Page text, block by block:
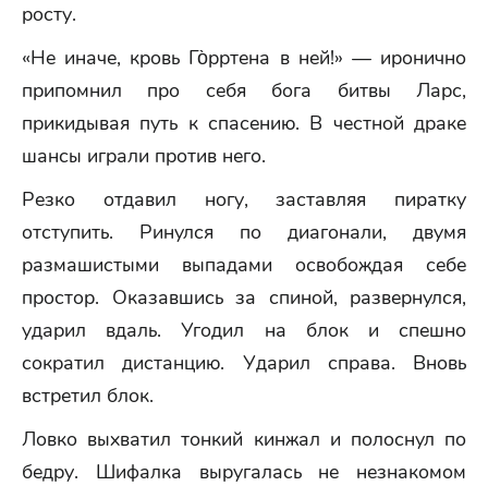
росту.
«Не иначе, кровь Го̀рртена в ней!» — иронично
припомнил про себя бога битвы Ларс,
прикидывая путь к спасению. В честной драке
шансы играли против него.
Резко отдавил ногу, заставляя пиратку
отступить. Ринулся по диагонали, двумя
размашистыми выпадами освобождая себе
простор. Оказавшись за спиной, развернулся,
ударил вдаль. Угодил на блок и спешно
сократил дистанцию. Ударил справа. Вновь
встретил блок.
Ловко выхватил тонкий кинжал и полоснул по
бедру. Шифалка выругалась не незнакомом